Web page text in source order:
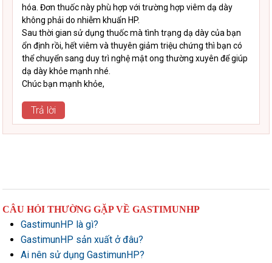
hóa. Đơn thuốc này phù hợp với trường hợp viêm dạ dày
không phải do nhiễm khuẩn HP.
Sau thời gian sử dụng thuốc mà tình trạng dạ dày của bạn
ổn định rồi, hết viêm và thuyên giảm triệu chứng thì bạn có
thể chuyển sang duy trì nghệ mật ong thường xuyên để giúp
dạ dày khỏe mạnh nhé.
Chúc bạn mạnh khỏe,
Trả lời
CÂU HỎI THƯỜNG GẶP VỀ GASTIMUNHP
GastimunHP là gì?
GastimunHP sản xuất ở đâu?
Ai nên sử dụng GastimunHP?